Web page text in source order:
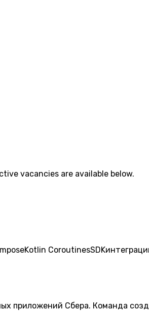
vacancies are available below.
Kotlin CoroutinesSDK
приложений Сбера. Команда